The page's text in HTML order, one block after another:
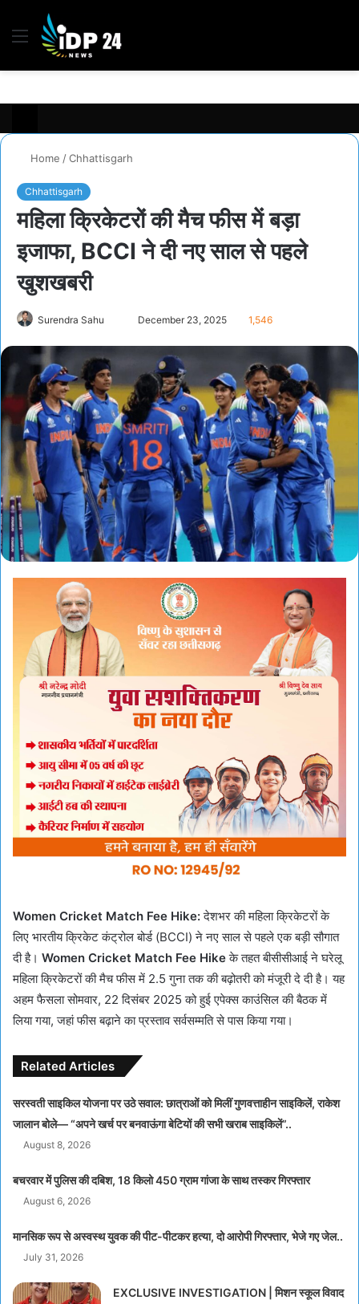
Menu
Home /Chhattisgarh
Chhattisgarh
महिला क्रिकेटरों की मैच फीस में बड़ा
इजाफा, BCCI ने दी नए साल से पहले
खुशखबरी
Surendra Sahu
email
December 23, 2025 1,546
Women Cricket Match Fee Hike:देशभर की महिला क्रिकेटरों के
लिए भारतीय क्रिकेट कंट्रोल बोर्ड (BCCI) ने नए साल से पहले एक बड़ी सौगात
दी है। Women Cricket Match Fee Hikeके तहत बीसीसीआई ने घरेलू
महिला क्रिकेटरों की मैच फीस में 2.5 गुना तक की बढ़ोतरी को मंजूरी दे दी है। यह
अहम फैसला सोमवार, 22 दिसंबर 2025 को हुई एपेक्स काउंसिल की बैठक में
लिया गया, जहां फीस बढ़ाने का प्रस्ताव सर्वसम्मति से पास किया गया।
Related Articles
सरस्वती साइकिल योजना पर उठे सवाल: छात्राओं को मिलीं गुणवत्ताहीन साइकिलें, राकेश
जालान बोले— “अपने खर्च पर बनवाऊंगा बेटियों की सभी खराब साइकिलें”..
August 8, 2026
बचरवार में पुलिस की दबिश, 18 किलो 450 ग्राम गांजा के साथ तस्कर गिरफ्तार
August 6, 2026
मानसिक रूप से अस्वस्थ युवक की पीट-पीटकर हत्या, दो आरोपी गिरफ्तार, भेजे गए जेल..
July 31, 2026
EXCLUSIVE INVESTIGATION | मिशन स्कूल विवाद